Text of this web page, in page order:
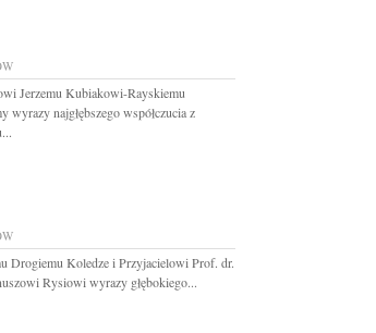
Jerzemu Kubiakowi-Rayskiemu
wyrazy najgłębszego współczucia z
Drogiemu Koledze i Przyjacielowi Prof. dr.
Rysiowi wyrazy głębokiego...